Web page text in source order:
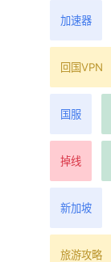
加速器
回国VPN
国服
掉线
新加坡
旅游攻略